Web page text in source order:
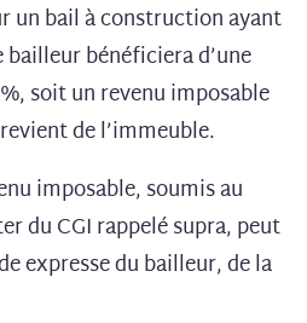
un bail à construction ayant
bailleur bénéficiera d’une
soit un revenu imposable
de l’immeuble.
imposable, soumis au
du CGI rappelé supra, peut
expresse du bailleur, de la